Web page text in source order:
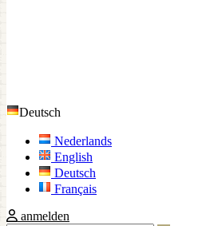
Deutsch
Nederlands
English
Deutsch
Français
anmelden